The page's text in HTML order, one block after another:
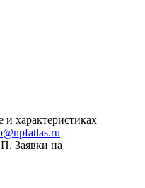
характеристиках
Заявки на